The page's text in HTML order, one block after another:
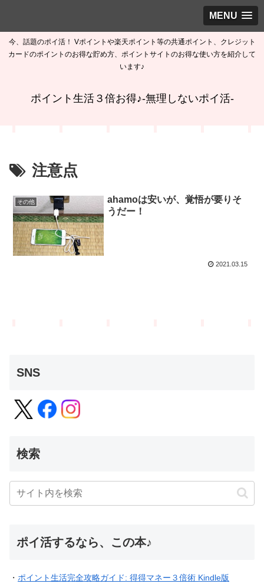
MENU
今、話題のポイ活！ Vポイントや楽天ポイント等の共通ポイント、クレジット
カードのポイントのお得な貯め方、ポイントサイトのお得な使い方を紹介して
います♪
ポイント生活３倍お得♪-無理しないポイ活-
注意点
その他
ahamoは安いが、覚悟が要りそ
うだー！
2021.03.15
SNS
検索
ポイ活するなら、この本♪
・ ポイント生活完全攻略ガイド: 得得マネー３倍術 Kindle版